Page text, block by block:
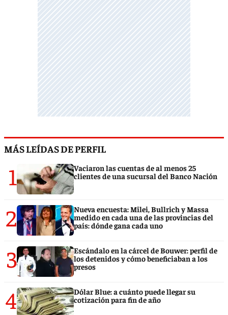
MÁS LEÍDAS DE PERFIL
1
Vaciaron las cuentas de al menos 25
clientes de una sucursal del Banco Nación
2
Nueva encuesta: Milei, Bullrich y Massa
medido en cada una de las provincias del
país: dónde gana cada uno
3
Escándalo en la cárcel de Bouwer: perfil de
los detenidos y cómo beneficiaban a los
presos
4
Dólar Blue: a cuánto puede llegar su
cotización para fin de año